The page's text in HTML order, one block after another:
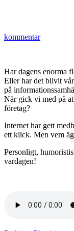
kommentar
Har dagens enorma
Eller har det blivit
på
När gick vi med på
företag?
Internet har gett
ett klick. Men vem
Personligt,
vardagen!